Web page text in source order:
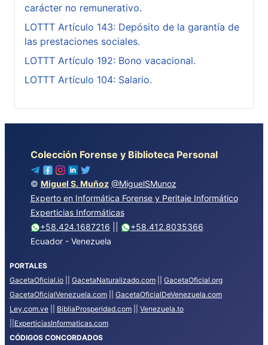
carácter no remunerativo.
LOTTT Artículo 143: Depósito de la garantía de
las prestaciones sociales.
LOTTT Artículo 192: Bono vacacional.
LOTTT Artículo 104: Salario.
Colección Forense y Biblioteca Personal
© Miguel S. Muñoz @MiguelSMunoz
Experto en Informática Forense y Peritaje Informático
Experticias Informáticas
+58.424.1687216
+58.412.8035366
Ecuador - Venezuela
PORTALES
GacetaOficial.io
GacetaNaturalizado.com
GacetaOficial.org
GacetaOficialVenezuela.com
GacetaOficialDeVenezuela.com
Ley.com.ve
BibliaProsperidad.com
Venezuela.to
ExperticiasInformaticas.com
CÓDIGOS CONCORDADOS